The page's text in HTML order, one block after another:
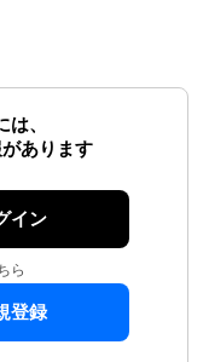
、
あります
イン
ら
登録